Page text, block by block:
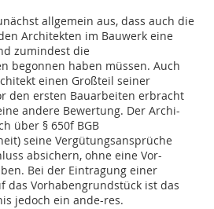
allgemein aus, dass auch die
Architekten im Bauwerk eine
zumindest die
begonnen haben müssen. Auch
einen Großteil seiner
den ersten Bauarbeiten erbracht
andere Bewertung. Der Archi-
über § 650f BGB
seine Vergütungsansprüche
absichern, ohne eine Vor-
Bei der Eintragung einer
das Vorhabengrundstück ist das
jedoch ein ande-res.